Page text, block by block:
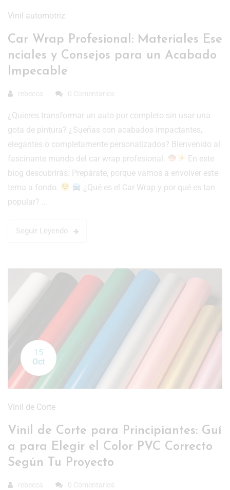
Vinil automotriz
Car Wrap Profesional: Materiales Ese
nciales y Consejos para un Acabado
Impecable
rebecca 0 Comentarios
¿Quieres transformar un auto por completo sin usar una
gota de pintura? ¿Sueñas con acabados impactantes,
elegantes o completamente personalizados? Bienvenido al
fascinante mundo del car wrap profesional.
En este
blog descubrirás: Prepárate, porque vamos a envolver este
tema a fondo.
¿Qué es el Car Wrap y por qué es tan
popular? …
Seguir Leyendo
15
Oct
Vinil de Corte
Vinil de Corte para Principiantes: Guí
a para Elegir el Color PVC Correcto
Según Tu Proyecto
rebecca 0 Comentarios